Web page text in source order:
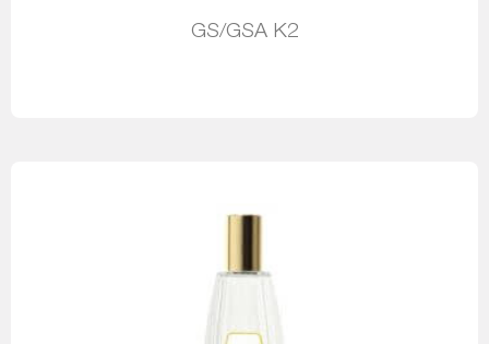
GS/GSA K2